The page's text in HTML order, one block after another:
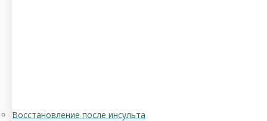
Восстановление после инсульта